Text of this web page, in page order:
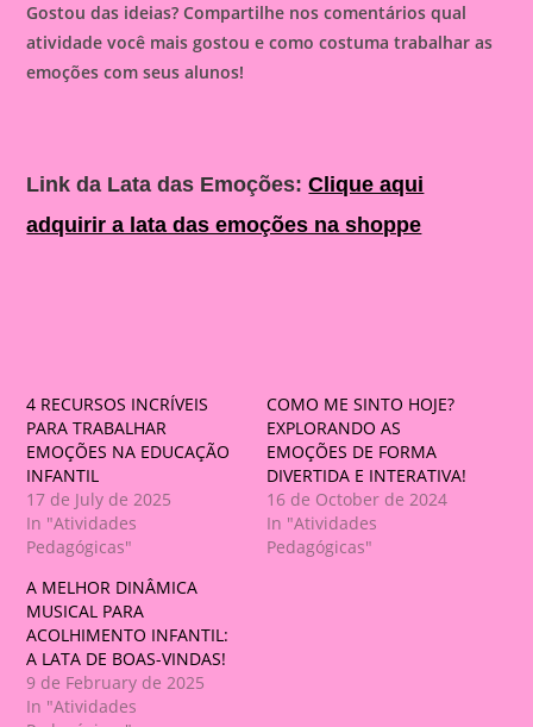
Gostou das ideias? Compartilhe nos comentários qual
atividade você mais gostou e como costuma trabalhar as
emoções com seus alunos!
Link da Lata das Emoções:Clique aqui
adquirir a lata das emoções na shoppe
4 RECURSOS INCRÍVEIS
PARA TRABALHAR
EMOÇÕES NA EDUCAÇÃO
INFANTIL
17 de July de 2025
In "Atividades
Pedagógicas"
COMO ME SINTO HOJE?
EXPLORANDO AS
EMOÇÕES DE FORMA
DIVERTIDA E INTERATIVA!
16 de October de 2024
In "Atividades
Pedagógicas"
A MELHOR DINÂMICA
MUSICAL PARA
ACOLHIMENTO INFANTIL:
A LATA DE BOAS-VINDAS!
9 de February de 2025
In "Atividades